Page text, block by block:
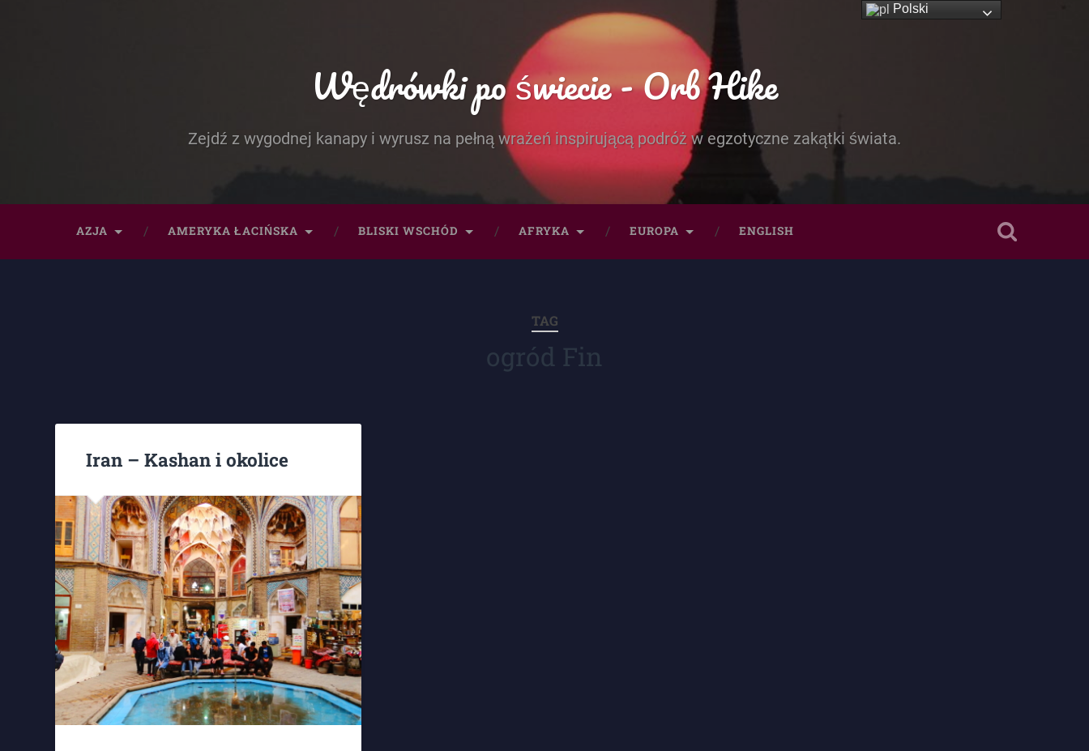
Wędrówki po świecie - Orb Hike
Zejdź z wygodnej kanapy i wyrusz na pełną wrażeń inspirującą podróż w egzotyczne zakątki świata.
AZJA AMERYKA ŁACIŃSKA BLISKI WSCHÓD AFRYKA EUROPA ENGLISH
TAG
ogród Fin
Iran – Kashan i okolice
Polski